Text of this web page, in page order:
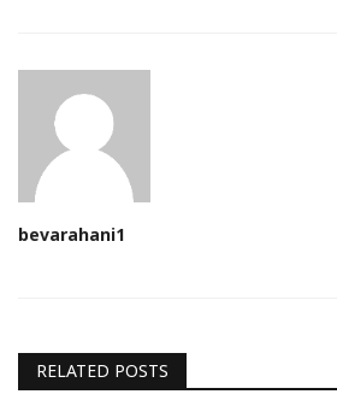
bevarahani1
RELATED POSTS